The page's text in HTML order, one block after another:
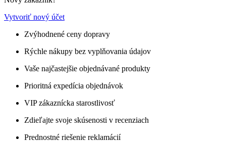
Vytvoriť nový účet
Zvýhodnené ceny dopravy
Rýchle nákupy bez vyplňovania údajov
Vaše najčastejšie objednávané produkty
Prioritná expedícia objednávok
VIP zákaznícka starostlivosť
Zdieľajte svoje skúsenosti v recenziach
Prednostné riešenie reklamácií